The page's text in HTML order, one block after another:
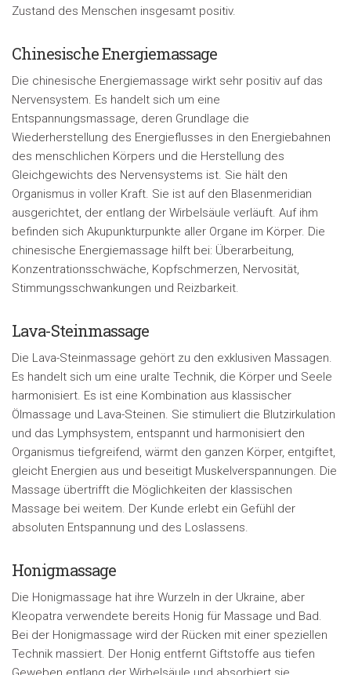
Zustand des Menschen insgesamt positiv.
Chinesische Energiemassage
Die chinesische Energiemassage wirkt sehr positiv auf das
Nervensystem. Es handelt sich um eine
Entspannungsmassage, deren Grundlage die
Wiederherstellung des Energieflusses in den Energiebahnen
des menschlichen Körpers und die Herstellung des
Gleichgewichts des Nervensystems ist. Sie hält den
Organismus in voller Kraft. Sie ist auf den Blasenmeridian
ausgerichtet, der entlang der Wirbelsäule verläuft. Auf ihm
befinden sich Akupunkturpunkte aller Organe im Körper. Die
chinesische Energiemassage hilft bei: Überarbeitung,
Konzentrationsschwäche, Kopfschmerzen, Nervosität,
Stimmungsschwankungen und Reizbarkeit.
Lava-Steinmassage
Die Lava-Steinmassage gehört zu den exklusiven Massagen.
Es handelt sich um eine uralte Technik, die Körper und Seele
harmonisiert. Es ist eine Kombination aus klassischer
Ölmassage und Lava-Steinen. Sie stimuliert die Blutzirkulation
und das Lymphsystem, entspannt und harmonisiert den
Organismus tiefgreifend, wärmt den ganzen Körper, entgiftet,
gleicht Energien aus und beseitigt Muskelverspannungen. Die
Massage übertrifft die Möglichkeiten der klassischen
Massage bei weitem. Der Kunde erlebt ein Gefühl der
absoluten Entspannung und des Loslassens.
Honigmassage
Die Honigmassage hat ihre Wurzeln in der Ukraine, aber
Kleopatra verwendete bereits Honig für Massage und Bad.
Bei der Honigmassage wird der Rücken mit einer speziellen
Technik massiert. Der Honig entfernt Giftstoffe aus tiefen